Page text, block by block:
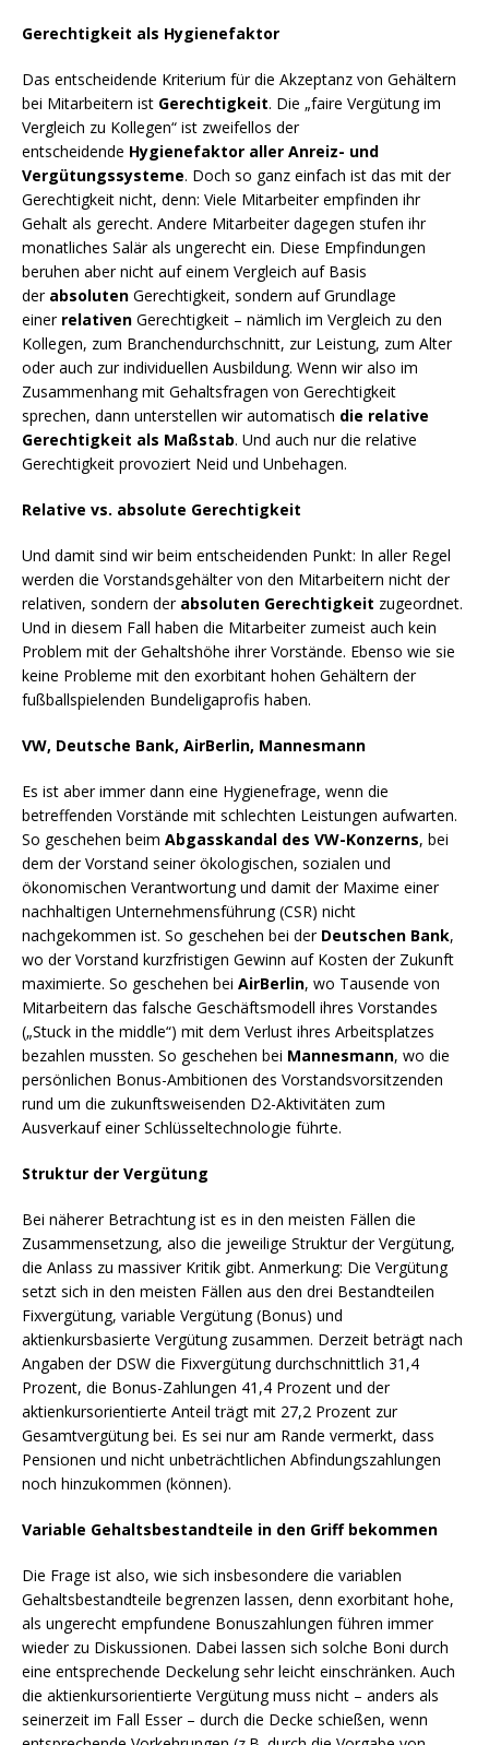
Gerechtigkeit als Hygienefaktor
Das entscheidende Kriterium für die Akzeptanz von Gehältern
bei Mitarbeitern ist Gerechtigkeit. Die „faire Vergütung im
Vergleich zu Kollegen“ ist zweifellos der
entscheidende Hygienefaktor aller Anreiz- und
Vergütungssysteme. Doch so ganz einfach ist das mit der
Gerechtigkeit nicht, denn: Viele Mitarbeiter empfinden ihr
Gehalt als gerecht. Andere Mitarbeiter dagegen stufen ihr
monatliches Salär als ungerecht ein. Diese Empfindungen
beruhen aber nicht auf einem Vergleich auf Basis
der absoluten Gerechtigkeit, sondern auf Grundlage
einer relativen Gerechtigkeit – nämlich im Vergleich zu den
Kollegen, zum Branchendurchschnitt, zur Leistung, zum Alter
oder auch zur individuellen Ausbildung. Wenn wir also im
Zusammenhang mit Gehaltsfragen von Gerechtigkeit
sprechen, dann unterstellen wir automatisch die relative
Gerechtigkeit als Maßstab. Und auch nur die relative
Gerechtigkeit provoziert Neid und Unbehagen.
Relative vs. absolute Gerechtigkeit
Und damit sind wir beim entscheidenden Punkt: In aller Regel
werden die Vorstandsgehälter von den Mitarbeitern nicht der
relativen, sondern der absoluten Gerechtigkeit zugeordnet.
Und in diesem Fall haben die Mitarbeiter zumeist auch kein
Problem mit der Gehaltshöhe ihrer Vorstände. Ebenso wie sie
keine Probleme mit den exorbitant hohen Gehältern der
fußballspielenden Bundeligaprofis haben.
VW, Deutsche Bank, AirBerlin, Mannesmann
Es ist aber immer dann eine Hygienefrage, wenn die
betreffenden Vorstände mit schlechten Leistungen aufwarten.
So geschehen beim Abgasskandal des VW-Konzerns, bei
dem der Vorstand seiner ökologischen, sozialen und
ökonomischen Verantwortung und damit der Maxime einer
nachhaltigen Unternehmensführung (CSR) nicht
nachgekommen ist. So geschehen bei der Deutschen Bank,
wo der Vorstand kurzfristigen Gewinn auf Kosten der Zukunft
maximierte. So geschehen bei AirBerlin, wo Tausende von
Mitarbeitern das falsche Geschäftsmodell ihres Vorstandes
(„Stuck in the middle“) mit dem Verlust ihres Arbeitsplatzes
bezahlen mussten. So geschehen bei Mannesmann, wo die
persönlichen Bonus-Ambitionen des Vorstandsvorsitzenden
rund um die zukunftsweisenden D2-Aktivitäten zum
Ausverkauf einer Schlüsseltechnologie führte.
Struktur der Vergütung
Bei näherer Betrachtung ist es in den meisten Fällen die
Zusammensetzung, also die jeweilige Struktur der Vergütung,
die Anlass zu massiver Kritik gibt. Anmerkung: Die Vergütung
setzt sich in den meisten Fällen aus den drei Bestandteilen
Fixvergütung, variable Vergütung (Bonus) und
aktienkursbasierte Vergütung zusammen. Derzeit beträgt nach
Angaben der DSW die Fixvergütung durchschnittlich 31,4
Prozent, die Bonus-Zahlungen 41,4 Prozent und der
aktienkursorientierte Anteil trägt mit 27,2 Prozent zur
Gesamtvergütung bei. Es sei nur am Rande vermerkt, dass
Pensionen und nicht unbeträchtlichen Abfindungszahlungen
noch hinzukommen (können).
Variable Gehaltsbestandteile in den Griff bekommen
Die Frage ist also, wie sich insbesondere die variablen
Gehaltsbestandteile begrenzen lassen, denn exorbitant hohe,
als ungerecht empfundene Bonuszahlungen führen immer
wieder zu Diskussionen. Dabei lassen sich solche Boni durch
eine entsprechende Deckelung sehr leicht einschränken. Auch
die aktienkursorientierte Vergütung muss nicht – anders als
seinerzeit im Fall Esser – durch die Decke schießen, wenn